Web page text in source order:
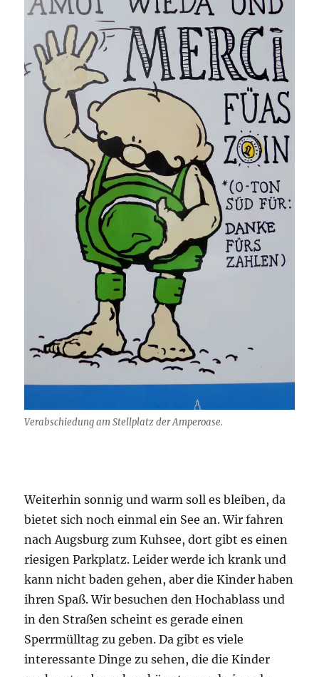
Verabschiedung am Stellplatz der Amperoase.
Weiterhin sonnig und warm soll es bleiben, da
bietet sich noch einmal ein See an. Wir fahren
nach Augsburg zum Kuhsee, dort gibt es einen
riesigen Parkplatz. Leider werde ich krank und
kann nicht baden gehen, aber die Kinder haben
ihren Spaß. Wir besuchen den Hochablass und
in den Straßen scheint es gerade einen
Sperrmülltag zu geben. Da gibt es viele
interessante Dinge zu sehen, die die Kinder